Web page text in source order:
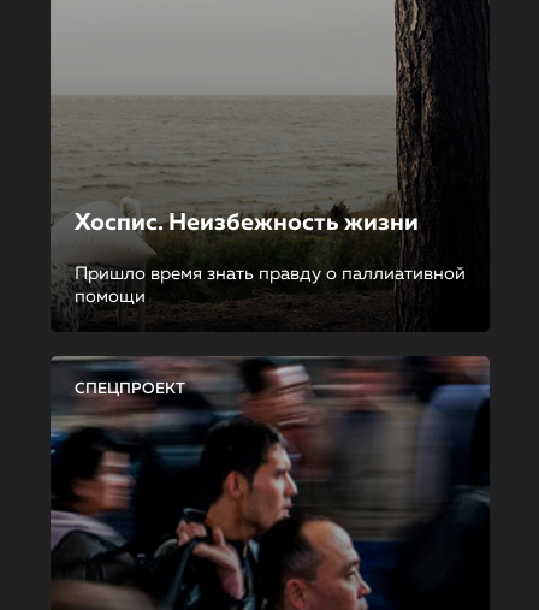
Хоспис. Неизбежность жизни
Пришло время знать правду о паллиативной
помощи
СПЕЦПРОЕКТ